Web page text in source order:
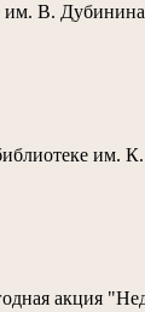
им. В.
им.
акция